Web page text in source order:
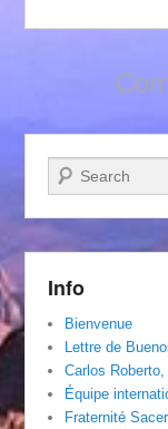
Recherche
Info
Bienvenue
Lettre de
Carlos
Équipe
Fraternité